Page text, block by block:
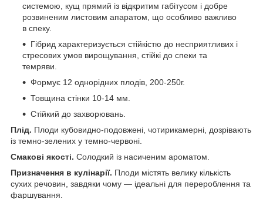
системою, кущ прямий із відкритим габітусом і добре
розвиненим листовим апаратом, що особливо важливо
в спеку.
Гібрид характеризується стійкістю до несприятливих і
стресових умов вирощування, стійкі до спеки та
темряви.
Формує 12 однорідних плодів, 200-250г.
Товщина стінки 10-14 мм.
Стійкий до захворювань.
Плід. Плоди кубовидно-подовжені, чотирикамерні, дозрівають
із темно-зелених у темно-червоні.
Смакові якості. Солодкий із насиченим ароматом.
Призначення в кулінарії. Плоди містять велику кількість
сухих речовин, завдяки чому — ідеальні для перероблення та
фаршування.